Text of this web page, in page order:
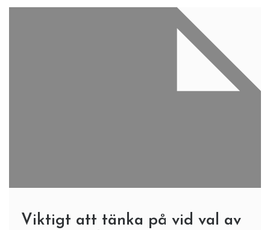
Viktigt att tänka på vid val av